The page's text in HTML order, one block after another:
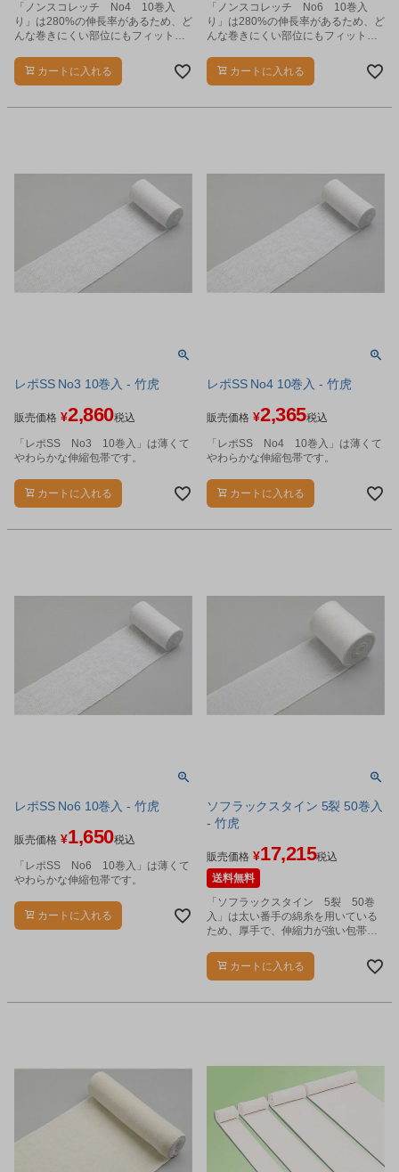
「ノンスコレッチ No4 10巻入
り」は280%の伸長率があるため、ど
んな巻きにくい部位にもフィット
カートに入れる
「ノンスコレッチ No6 10巻入
り」は280%の伸長率があるため、ど
んな巻きにくい部位にもフィット
カートに入れる
レポSS No3 10巻入 - 竹虎
販売価格 ¥2,860税込
「レポSS No3 10巻入」は薄くて
やわらかな伸縮包帯です。
カートに入れる
レポSS No4 10巻入 - 竹虎
販売価格 ¥2,365税込
「レポSS No4 10巻入」は薄くて
やわらかな伸縮包帯です。
カートに入れる
レポSS No6 10巻入 - 竹虎
販売価格 ¥1,650税込
「レポSS No6 10巻入」は薄くて
やわらかな伸縮包帯です。
カートに入れる
ソフラックスタイン 5裂 50巻入
- 竹虎
販売価格 ¥17,215税込
送料無料
「ソフラックスタイン 5裂 50巻
入」は太い番手の綿糸を用いている
ため、厚手で、伸縮力が強い包帯で
カートに入れる